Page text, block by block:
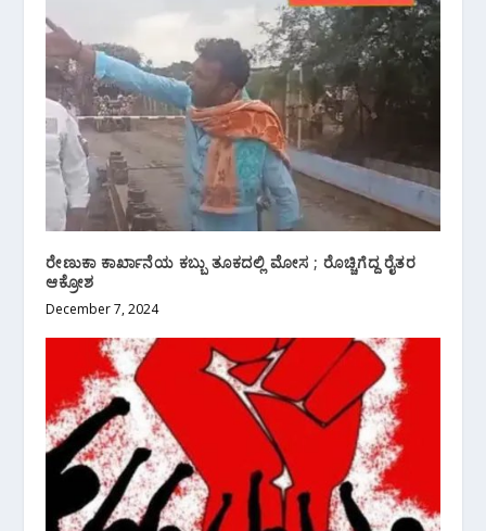
ರೇಣುಕಾ ಕಾರ್ಖಾನೆಯ ಕಬ್ಬು ತೂಕದಲ್ಲಿ ಮೋಸ ; ರೊಚ್ಚಿಗೆದ್ದ ರೈತರ
ಆಕ್ರೋಶ
December 7, 2024